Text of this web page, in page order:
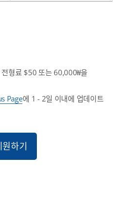
전형료 $50 또는 60,000₩을
Page에 1 - 2일 이내에 업데이트
원하기